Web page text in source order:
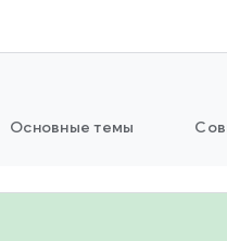
Основные темы